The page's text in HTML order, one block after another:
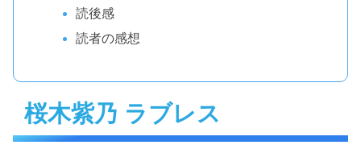
読後感
読者の感想
桜木紫乃 ラブレス